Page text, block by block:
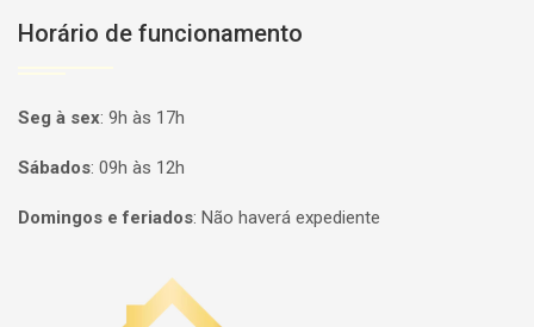
Horário de funcionamento
Seg à sex: 9h às 17h
Sábados: 09h às 12h
Domingos e feriados: Não haverá expediente
Página inicial